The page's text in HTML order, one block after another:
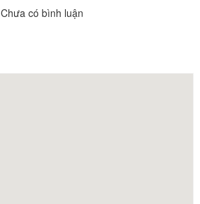
Chưa có bình luận